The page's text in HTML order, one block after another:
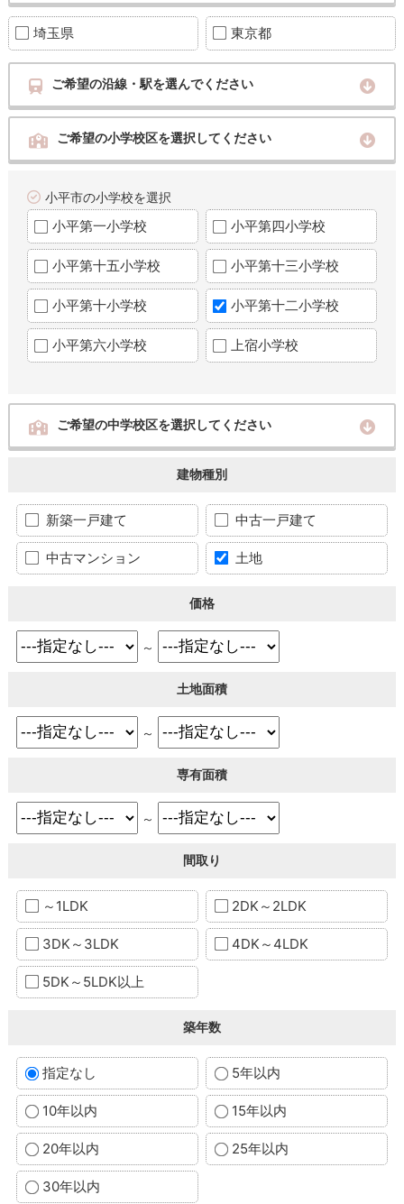
埼玉県 東京都
ご希望の沿線・駅を選んでください
ご希望の小学校区を選択してください
小平市の小学校を選択
小平第一小学校 小平第四小学校
小平第十五小学校 小平第十三小学校
小平第十小学校 小平第十二小学校
小平第六小学校 上宿小学校
ご希望の中学校区を選択してください
建物種別
新築一戸建て 中古一戸建て
中古マンション 土地
価格
～
土地面積
～
専有面積
～
間取り
～1LDK 2DK～2LDK
3DK～3LDK 4DK～4LDK
5DK～5LDK以上
築年数
指定なし 5年以内
10年以内 15年以内
20年以内 25年以内
30年以内